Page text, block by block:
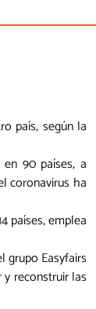
país, según la
90 países, a
coronavirus ha
países, emplea
grupo Easyfairs
reconstruir las